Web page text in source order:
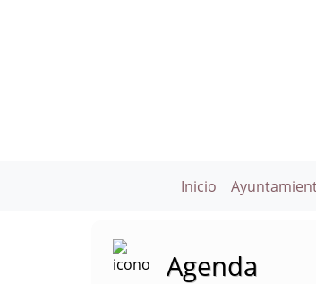
Inicio
Agenda